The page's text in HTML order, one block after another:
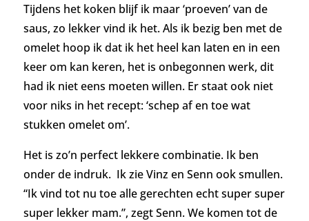
Tijdens het koken blijf ik maar ‘proeven’ van de
saus, zo lekker vind ik het. Als ik bezig ben met de
omelet hoop ik dat ik het heel kan laten en in een
keer om kan keren, het is onbegonnen werk, dit
had ik niet eens moeten willen. Er staat ook niet
voor niks in het recept: ‘schep af en toe wat
stukken omelet om’.
Het is zo’n perfect lekkere combinatie. Ik ben
onder de indruk. Ik zie Vinz en Senn ook smullen.
“Ik vind tot nu toe alle gerechten echt super super
super lekker mam.”, zegt Senn. We komen tot de